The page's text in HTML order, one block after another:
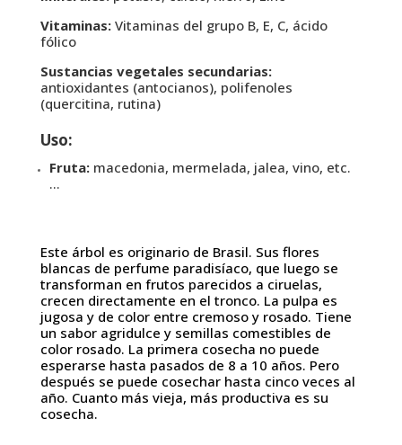
Vitaminas:Vitaminas del grupo B, E, C, ácido
fólico
Sustancias vegetales secundarias:
antioxidantes (antocianos), polifenoles
(quercitina, rutina)
Uso:
Fruta:macedonia, mermelada, jalea, vino, etc.
…
Este árbol es originario de Brasil. Sus flores
blancas de perfume paradisíaco, que luego se
transforman en frutos parecidos a ciruelas,
crecen directamente en el tronco. La pulpa es
jugosa y de color entre cremoso y rosado. Tiene
un sabor agridulce y semillas comestibles de
color rosado. La primera cosecha no puede
esperarse hasta pasados de 8 a 10 años. Pero
después se puede cosechar hasta cinco veces al
año. Cuanto más vieja, más productiva es su
cosecha.